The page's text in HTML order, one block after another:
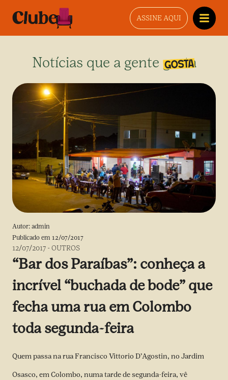
ASSINE AQUI
Notícias que a gente gosta
Autor: admin
Publicado em 12/07/2017
12/07/2017 -OUTROS
“Bar dos Paraíbas”: conheça a
incrível “buchada de bode” que
fecha uma rua em Colombo
toda segunda-feira
Quem passa na rua Francisco Vittorio D’Agostin, no Jardim
Osasco, em Colombo, numa tarde de segunda-feira, vê